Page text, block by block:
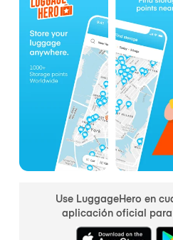
Use LuggageHero en
aplicación oficial